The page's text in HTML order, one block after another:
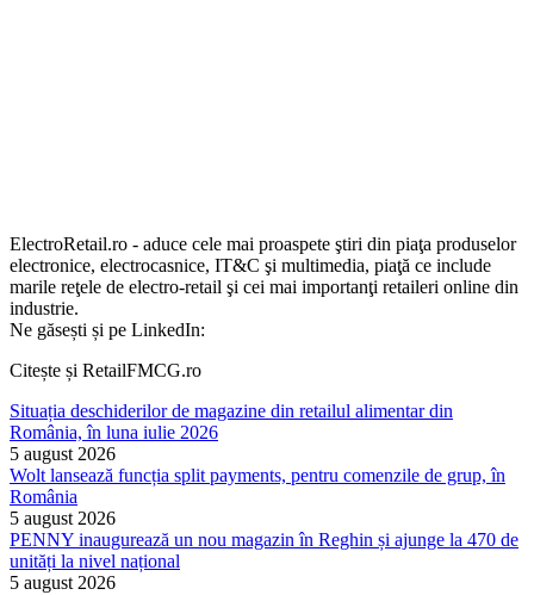
ElectroRetail.ro - aduce cele mai proaspete ştiri din piaţa produselor
electronice, electrocasnice, IT&C şi multimedia, piaţă ce include
marile reţele de electro-retail şi cei mai importanţi retaileri online din
industrie.
Ne găsești și pe LinkedIn:
Citește și RetailFMCG.ro
Situația deschiderilor de magazine din retailul alimentar din
România, în luna iulie 2026
5 august 2026
Wolt lansează funcția split payments, pentru comenzile de grup, în
România
5 august 2026
PENNY inaugurează un nou magazin în Reghin și ajunge la 470 de
unități la nivel național
5 august 2026